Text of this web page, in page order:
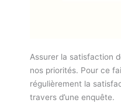
Assurer la satisfaction
nos priorités. Pour ce
régulièrement la
travers d’une enquête.